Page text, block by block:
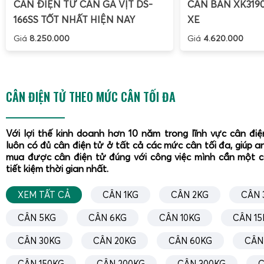
CÂN ĐIỆN TỬ CÂN GÀ VỊT DS-
166SS TỐT NHẤT HIỆN NAY
Giá 8.250.000
CÂN BÀN
XE
Giá 4.620.000
CÂN ĐIỆN TỬ THEO MỨC CÂN TỐI ĐA
Với lợi thế kinh doanh hơn 10 năm trong lĩnh vực cân
luôn có đủ cân điện tử ở tất cả các mức cân tối đa, giúp
mua được cân điện tử đúng với công việc mình cần một
tiết kiệm thời gian nhất.
XEM TẤT CẢ CÂN 1KG CÂN 2KG CÂN
CÂN 5KG CÂN 6KG CÂN 10KG CÂN
CÂN 30KG CÂN 20KG CÂN 60KG